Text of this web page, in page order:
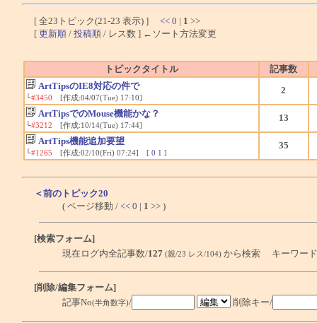
[ 全23トピック(21-23 表示) ] << 0 | 1 >>
[ 更新順 / 投稿順 / レス数 ] ←ソート方法変更
トピックタイトル
記事数
ArtTipsのIE8対応の件で
└#3450 [作成:04/07(Tue) 17:10]
2
ArtTipsでのMouse機能かな？
└#3212 [作成:10/14(Tue) 17:44]
13
ArtTips機能追加要望
└#1265 [作成:02/10(Fri) 07:24] [ 0 1 ]
35
＜前のトピック20
( ページ移動 / << 0 | 1 >> )
[検索フォーム]
現在ログ内全記事数/127 (親/23 レス/104) から検索 キーワー
[削除/編集フォーム]
記事No(半角数字)/ 削除キー/